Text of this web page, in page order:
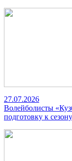
27.07.2026
Волейболисты
подготовку к